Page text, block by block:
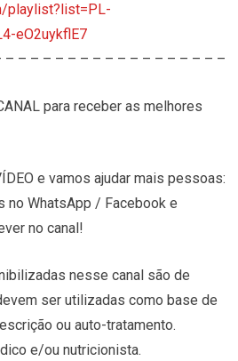
playlist?list=PL-
eO2uykflE7
– – – – – – – – – – – – – – – – –
para receber as melhores
e vamos ajudar mais pessoas:
no WhatsApp / Facebook e
no canal!
nesse canal são de
ser utilizadas como base de
ou auto-tratamento.
e/ou nutricionista.